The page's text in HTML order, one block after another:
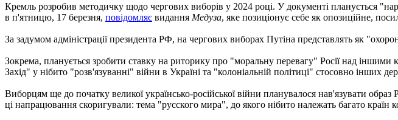
Кремль розробив методичку щодо чергових виборів у 2024 році. У документі планується
в п'ятницю, 17 березня, повідомляє видання Медуза, яке позиціонує себе як опозиційне,
За задумом адміністрації президента РФ, на чергових виборах Путіна представлять як
Зокрема, планується зробити ставку на риторику про "моральну перевагу" Росії над
Захід" у нібито "розв'язуванні" війни в Україні та "колоніальній політиці" стосовно інших
Виборцям ще до початку великої українсько-російської війни планувалося нав'язувати образ
ці напрацювання скоригували: тема "русского мира", до якого нібито належать багато